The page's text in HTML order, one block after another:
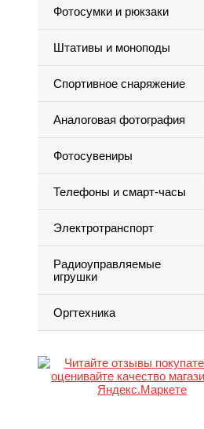
Фотосумки и рюкзаки
Штативы и моноподы
Спортивное снаряжение
Аналоговая фотография
Фотосувениры
Телефоны и смарт-часы
Электротранспорт
Радиоуправляемые
игрушки
Оргтехника